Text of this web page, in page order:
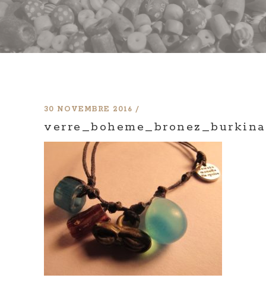
30 NOVEMBRE 2016